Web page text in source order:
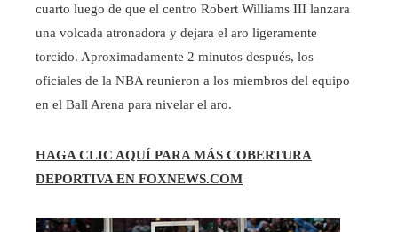
cuarto luego de que el centro Robert Williams III lanzara
una volcada atronadora y dejara el aro ligeramente
torcido. Aproximadamente 2 minutos después, los
oficiales de la NBA reunieron a los miembros del equipo
en el Ball Arena para nivelar el aro.
HAGA CLIC AQUÍ PARA MÁS COBERTURA
DEPORTIVA EN FOXNEWS.COM